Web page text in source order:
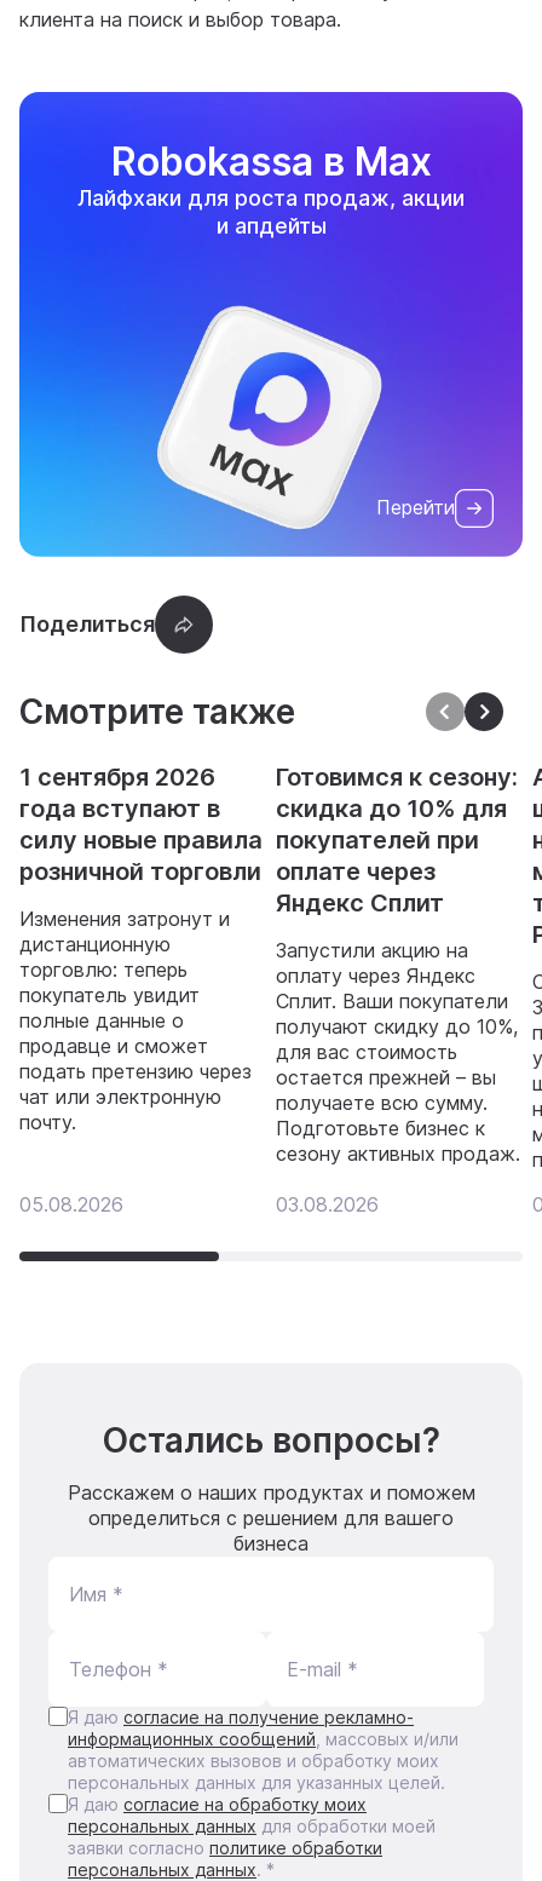
клиента на поиск и выбор товара.
Robokassa в Max
Лайфхаки для роста продаж, акции
и апдейты
Перейти
Смотрите также
1 сентября 2026
года вступают в
силу новые правила
розничной торговли
Изменения затронут и
дистанционную
торговлю: теперь
покупатель увидит
полные данные о
продавце и сможет
подать претензию через
чат или электронную
почту.
05.08.2026
Готовимся к сезону:
скидка до 10% для
покупателей при
оплате через
Яндекс Сплит
Запустили акцию на
оплату через Яндекс
Сплит. Ваши покупатели
получают скидку до 10%,
для вас стоимость
остается прежней – вы
получаете всю сумму.
Подготовьте бизнес к
сезону активных продаж.
03.08.2026
Остались вопросы?
Расскажем о наших продуктах и поможем
определиться с решением для вашего
бизнеса
Имя *
Телефон * E-mail *
Я даю согласие на получение рекламно-
информационных сообщений , массовых и/или
автоматических вызовов и обработку моих
персональных данных для указанных целей.
Я даю согласие на обработку моих
персональных данных для обработки моей
заявки согласно политике обработки
персональных данных. *